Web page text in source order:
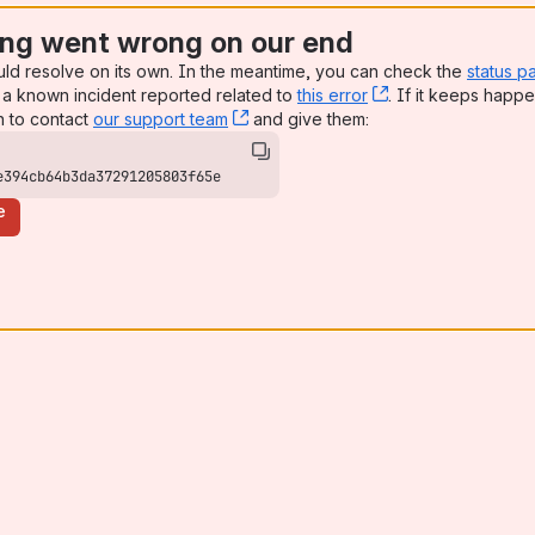
went wrong on our end
resolve on its own. In the meantime, you can check the status
known incident reported related tothis error , (opens new
. If it keeps
to contact our support team , (opens new window)
and give them: